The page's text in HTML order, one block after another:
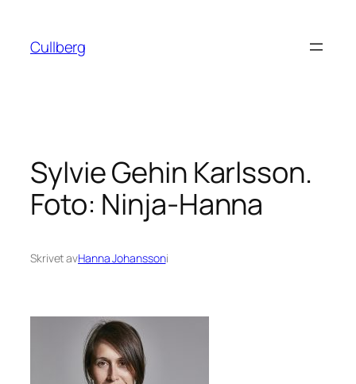
innehåll
Cullberg
Sylvie Gehin Karlsson.
Foto: Ninja-Hanna
Skrivet avHanna Johanssoni